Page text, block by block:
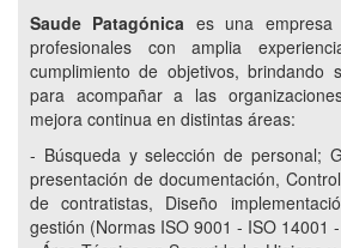
BUSQUEDA Y SELECCION DE PERSONAL
GESTION DOCUMENTAL
SISTEMA DE GESTION BAJO NORMAS ISO
ALQUILER DE DETECTORES
TECNICOS EN SEGURIDAD E HIGIENE
LICENCIADOS EN SEGURIDAD E HIGIENE
ESTUDIOS AMBIENTALES
Saude Patagónica es una
profesionales con amplia
cumplimiento de objetivos, brindando
para acompañar a las
mejora continua en distintas áreas:
- Búsqueda y selección de personal;
presentación de documentación,
de contratistas, Diseño
gestión (Normas ISO 9001 - ISO 14001